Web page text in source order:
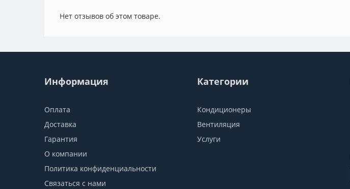
Нет отзывов об этом товаре.
Информация
Оплата
Доставка
Гарантия
О компании
Политика конфиденциальности
Связаться с нами
Категории
Кондиционеры
Вентиляция
Услуги